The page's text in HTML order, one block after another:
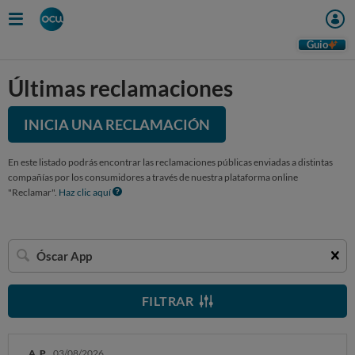
Guio
Últimas reclamaciones
INICIA UNA RECLAMACIÓN
En este listado podrás encontrar las reclamaciones públicas enviadas a distintas
compañías por los consumidores a través de nuestra plataforma online
"Reclamar". Haz clic aquí
Buscar
una
empresa
FILTRAR